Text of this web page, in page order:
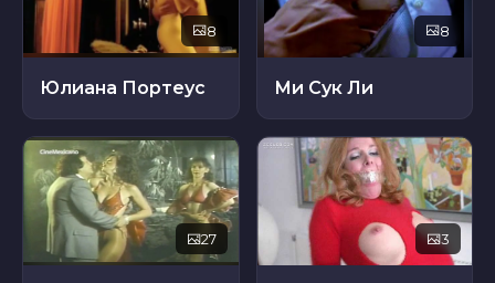
8
Юлиана Портеус
8
Ми Сук Ли
27 3